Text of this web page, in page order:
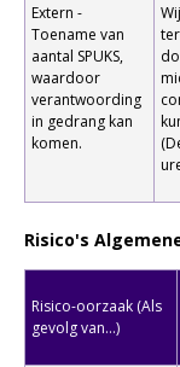
Extern -
Toename van
aantal SPUKS,
waardoor
verantwoording
in gedrang kan
komen.
Risico's
Risico-oorzaak (Als
gevolg van...)